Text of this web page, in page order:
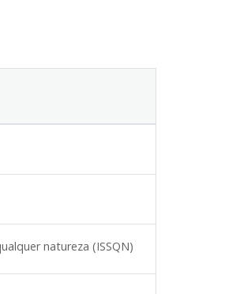
natureza (ISSQN)